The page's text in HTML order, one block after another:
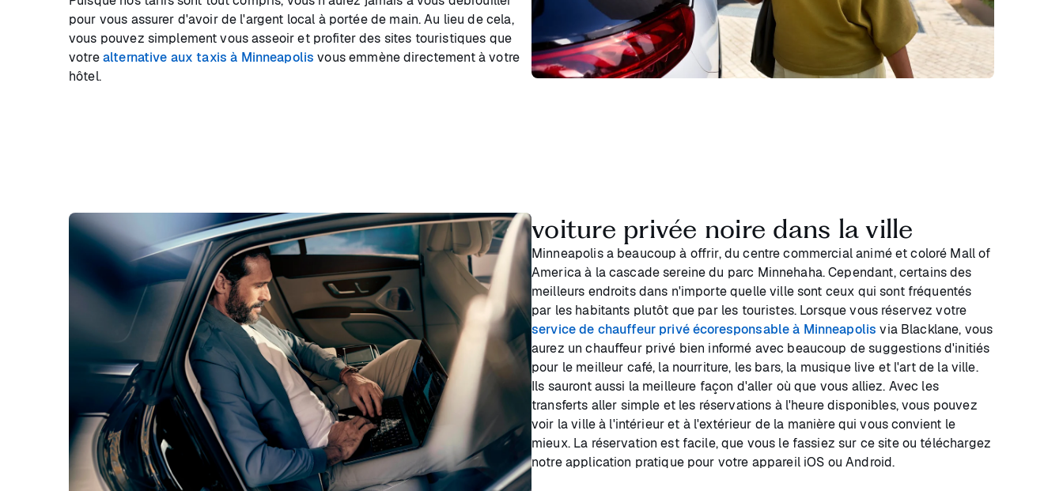
pour vous assurer d'avoir de l'argent local à portée de main. Au lieu de cela,
vous pouvez simplement vous asseoir et profiter des sites touristiques que
votrealternative aux taxis à Minneapolis vous emmène directement à votre
hôtel.
voiture privée noire dans la ville
Minneapolis a beaucoup à offrir, du centre commercial animé et coloré Mall of
America à la cascade sereine du parc Minnehaha. Cependant, certains des
meilleurs endroits dans n'importe quelle ville sont ceux qui sont fréquentés
par les habitants plutôt que par les touristes. Lorsque vous réservez votre
service de chauffeur privé écoresponsable à Minneapolis via Blacklane, vous
aurez un chauffeur privé bien informé avec beaucoup de suggestions d'initiés
pour le meilleur café, la nourriture, les bars, la musique live et l'art de la ville.
Ils sauront aussi la meilleure façon d'aller où que vous alliez. Avec les
transferts aller simple et les réservations à l'heure disponibles, vous pouvez
voir la ville à l'intérieur et à l'extérieur de la manière qui vous convient le
mieux. La réservation est facile, que vous le fassiez sur ce site ou téléchargez
notre application pratique pour votre appareil iOS ou Android.